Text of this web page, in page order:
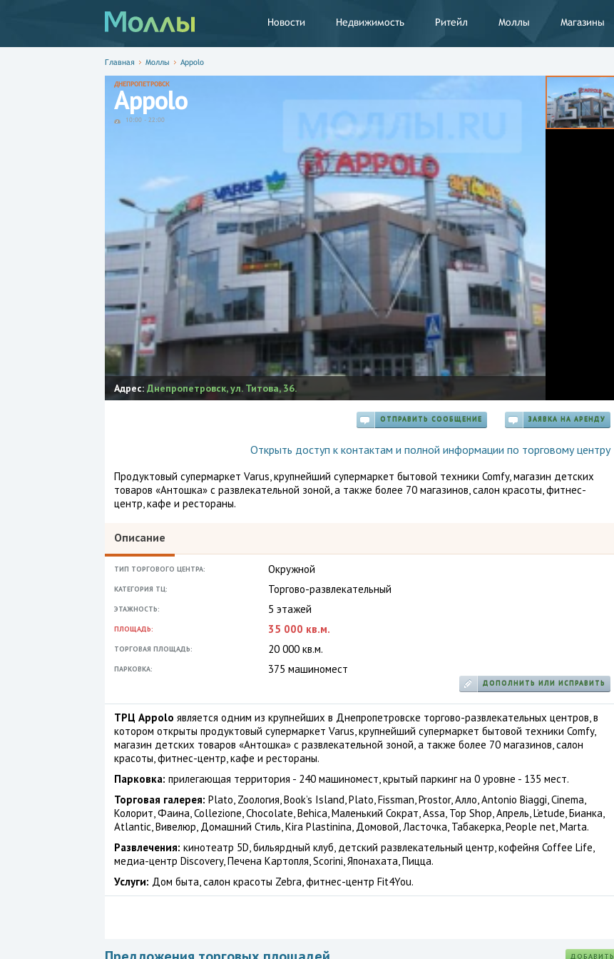
Новости Недвижимость Ритейл Моллы Магазины
Главная Моллы Appolo
ДНЕПРОПЕТРОВСК
Appolo
10:00- 22:00
Адрес: Днепропетровск,ул. Титова, 36.
ОТПРАВИТЬ СООБЩЕНИЕ ЗАЯВКА НА АРЕНДУ
Открыть доступ к контактам и полной информации по торговому центру
Продуктовый супермаркет Varus, крупнейший супермаркет бытовой техники Comfy, магазин детских
товаров «Антошка» с развлекательной зоной, а также более 70 магазинов, салон красоты, фитнес-
центр, кафе и рестораны.
Описание
ТИП ТОРГОВОГО ЦЕНТРА: Окружной
КАТЕГОРИЯ ТЦ: Торгово-развлекательный
ЭТАЖНОСТЬ: 5 этажей
ПЛОЩАДЬ: 35 000 кв.м.
ТОРГОВАЯ ПЛОЩАДЬ: 20 000 кв.м.
ПАРКОВКА: 375 машиномест
ДОПОЛНИТЬ ИЛИ ИСПРАВИТЬ
ТРЦ Appolo является одним из крупнейших в Днепропетровске торгово-развлекательных центров, в
котором открыты продуктовый супермаркет Varus, крупнейший супермаркет бытовой техники Comfy,
магазин детских товаров «Антошка» с развлекательной зоной, а также более 70 магазинов, салон
красоты, фитнес-центр, кафе и рестораны.
Парковка: прилегающая территория - 240 машиномест, крытый паркинг на 0 уровне - 135 мест.
Торговая галерея: Plato, Zooлогия, Book’s Island, Plato, Fissman, Prostor, Алло, Antonio Biaggi, Cinema,
Колорит, Фаина, Collezione, Chocolate, Behica, Маленький Сократ, Assa, Top Shop, Апрель, L’etude, Бианка,
Atlantic, Вивелюр, Домашний Стиль, Kira Plastinina, Домовой, Ласточка, Табакерка, People net, Marta.
Развлечения: кинотеатр 5D, бильярдный клуб, детский развлекательный центр, кофейня Coffee Life,
медиа-центр Discovery, Печена Картопля, Scorini, Японахата, Пицца.
Услуги: Дом быта, салон красоты Zebra, фитнес-центр Fit4You.
ДОБАВИТЬ